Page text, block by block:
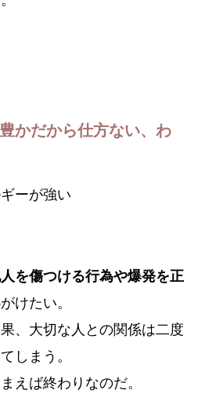
かだから仕方ない、わ
ーが強い
を傷つける行為や爆発を正
けたい。
、大切な人との関係は二度
しまう。
えば終わりなのだ。